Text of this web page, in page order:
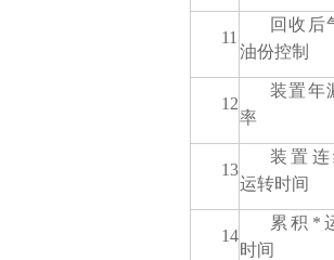
11
回收后
油份控制
12
装置年
率
13
装置
运转时间
14
累积*
时间